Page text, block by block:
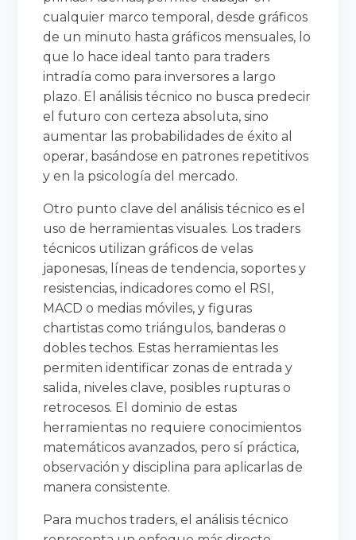
cualquier marco temporal, desde gráficos
de un minuto hasta gráficos mensuales, lo
que lo hace ideal tanto para traders
intradía como para inversores a largo
plazo. El análisis técnico no busca predecir
el futuro con certeza absoluta, sino
aumentar las probabilidades de éxito al
operar, basándose en patrones repetitivos
y en la psicología del mercado.
Otro punto clave del análisis técnico es el
uso de herramientas visuales. Los traders
técnicos utilizan gráficos de velas
japonesas, líneas de tendencia, soportes y
resistencias, indicadores como el RSI,
MACD o medias móviles, y figuras
chartistas como triángulos, banderas o
dobles techos. Estas herramientas les
permiten identificar zonas de entrada y
salida, niveles clave, posibles rupturas o
retrocesos. El dominio de estas
herramientas no requiere conocimientos
matemáticos avanzados, pero sí práctica,
observación y disciplina para aplicarlas de
manera consistente.
Para muchos traders, el análisis técnico